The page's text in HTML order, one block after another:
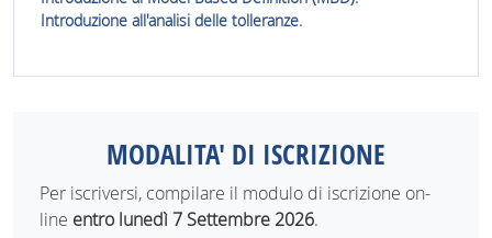
Introduzione all'analisi delle tolleranze.
MODALITA' DI ISCRIZIONE
Per iscriversi, compilare il modulo di iscrizione on-
line entro lunedì 7 Settembre 2026.